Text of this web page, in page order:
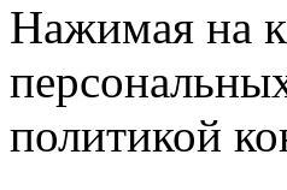
Нажимая на
политикой